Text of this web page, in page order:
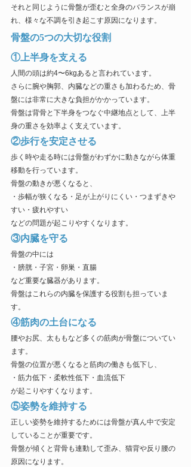
それと同じように骨盤が歪むと全身のバランスが崩
れ、様々な不調を引き起こす原因になります。
骨盤の5つの大切な役割
①上半身を支える
人間の頭は約4〜6kgあると言われています。
さらに腕や胸郭、内臓などの重さも加わるため、骨
盤には非常に大きな負担がかかっています。
骨盤は背骨と下半身をつなぐ中継地点として、上半
身の重さを効率よく支えています。
②歩行を安定させる
歩く時や走る時には骨盤がわずかに動きながら体重
移動を行っています。
骨盤の動きが悪くなると、
・歩幅が狭くなる・足が上がりにくい・つまずきや
すい・疲れやすい
などの問題が起こりやすくなります。
③内臓を守る
骨盤の中には
・膀胱・子宮・卵巣・直腸
など重要な臓器があります。
骨盤はこれらの内臓を保護する役割も担っていま
す。
④筋肉の土台になる
腰やお尻、太ももなど多くの筋肉が骨盤についてい
ます。
骨盤の位置が悪くなると筋肉の働きも低下し、
・筋力低下・柔軟性低下・血流低下
が起こりやすくなります。
⑤姿勢を維持する
正しい姿勢を維持するためには骨盤が真ん中で安定
していることが重要です。
骨盤が傾くと背骨も連動して歪み、猫背や反り腰の
原因になります。